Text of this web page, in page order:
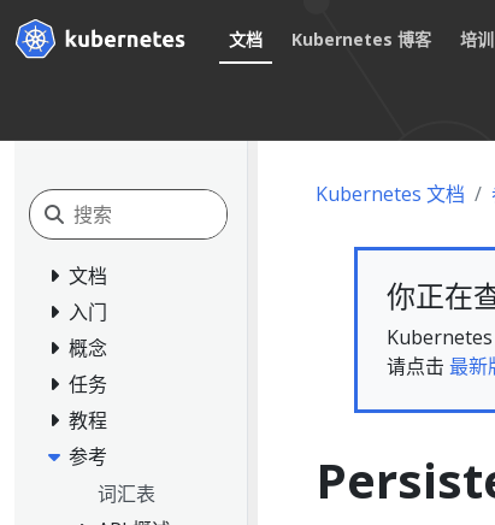
文档 Kubernetes 博客 培训
文档
入门
概念
任务
教程
参考
词汇表
Kubernetes 文档
你正在
Kubernetes
请点击 最新